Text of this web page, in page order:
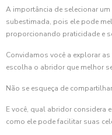
A importância de selecionar
subestimada, pois ele pode
proporcionando praticidade e
Convidamos você a explorar
escolha o abridor que melhor
Não se esqueça de
E você, qual abridor considera
como ele pode facilitar suas